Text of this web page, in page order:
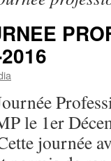
le 1er
journée